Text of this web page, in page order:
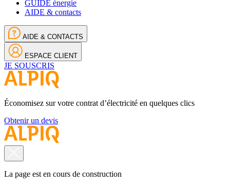
GUIDE énergie
AIDE & contacts
AIDE & CONTACTS
ESPACE CLIENT
JE SOUSCRIS
Économisez sur votre contrat d’électricité en quelques clics
Obtenir un devis
La page est en cours de construction